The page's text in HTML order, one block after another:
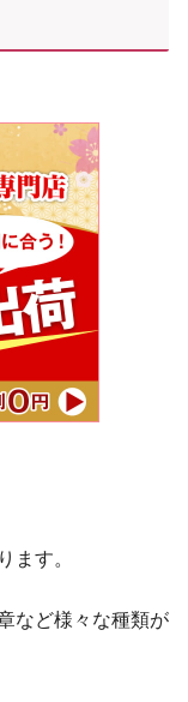
ます。
など様々な種類が